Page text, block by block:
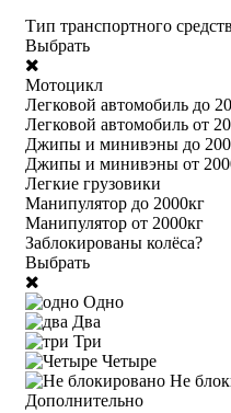
Тип транспортного
Выбрать
Мотоцикл
Легковой автомобиль до
Легковой автомобиль от
Джипы и минивэны до
Джипы и минивэны от
Легкие грузовики
Манипулятор до 2000кг
Манипулятор от 2000кг
Заблокированы колёса?
Выбрать
Одно
Два
Три
Четыре
Не
Дополнительно